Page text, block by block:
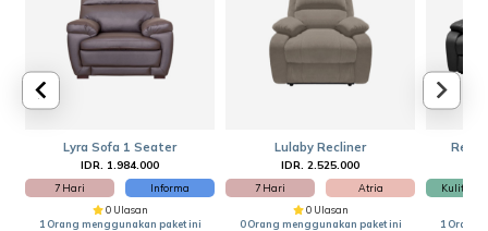
Lyra Sofa 1 Seater
IDR. 1.984.000
7 Hari
Informa
0 Ulasan
1 Orang menggunakan paket ini
Lulaby Recliner
IDR. 2.525.000
7 Hari
Atria
0 Ulasan
0 Orang menggunakan paket ini
Kulit
1 Orang